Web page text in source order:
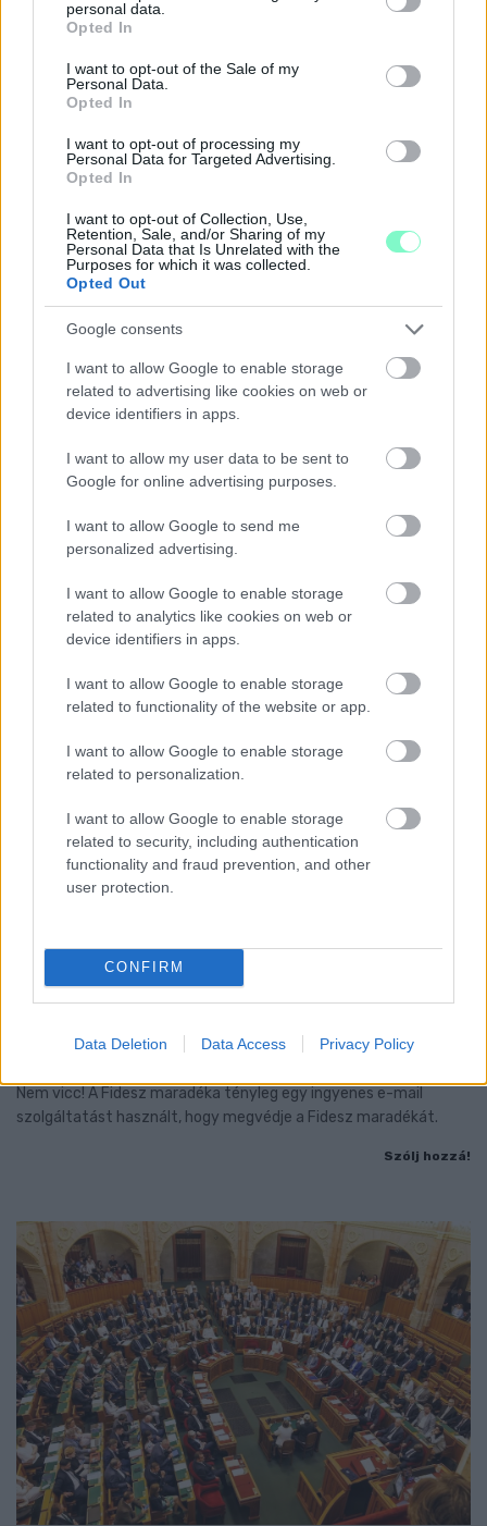
grant or deny consent to Google and its third-party tags to
use your data for below specified purposes in below Google
consent section.
personal data.
Opted In
I want to opt-out of the Sale of my
Personal Data.
Opted In
I want to opt-out of processing my
Personal Data for Targeted Advertising.
Opted In
I want to opt-out of Collection, Use,
Retention, Sale, and/or Sharing of my
Personal Data that Is Unrelated with the
Purposes for which it was collected.
Opted Out
Google consents
I want to allow Google to enable storage
related to advertising like cookies on web or
device identifiers in apps.
I want to allow my user data to be sent to
Google for online advertising purposes.
I want to allow Google to send me
personalized advertising.
I want to allow Google to enable storage
related to analytics like cookies on web or
device identifiers in apps.
I want to allow Google to enable storage
related to functionality of the website or app.
I want to allow Google to enable storage
related to personalization.
I want to allow Google to enable storage
related to security, including authentication
functionality and fraud prevention, and other
user protection.
CONFIRM
Data Deletion Data Access Privacy Policy
A RÓMAIAKTÓL AZ AGYAGKATONÁKIG –
KÖZÖNSÉGTALÁLKOZÓ VÁRJA A LÁTOGATÓKAT A
GYŐRI RÓMER MÚZEUMBAN
Ingyenes programokkal és különleges kiállításokkal készülnek a
hét második felére, a hőségriadó idején ráadásul a Várkazamata
- LETILTOTTA A GOOGLE A VÉDVONAL LEVELEZŐ
FIÓKJÁT
Nem vicc! A Fidesz maradéka tényleg egy ingyenes e-mail
szolgáltatást használt, hogy megvédje a Fidesz maradékát.
Szólj hozzá!